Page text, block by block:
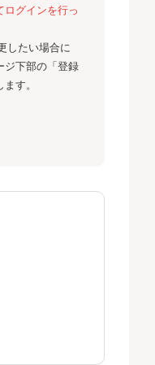
ログインを行っ
したい場合に
ジ下部の「登録
す。